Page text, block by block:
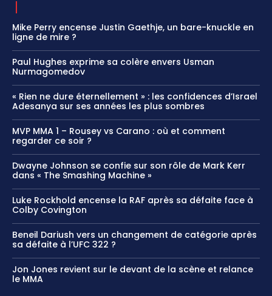
Mike Perry encense Justin Gaethje, un bare-knuckle en
ligne de mire ?
Paul Hughes exprime sa colère envers Usman
Nurmagomedov
« Rien ne dure éternellement » : les confidences d’Israel
Adesanya sur ses années les plus sombres
MVP MMA 1 – Rousey vs Carano : où et comment
regarder ce soir ?
Dwayne Johnson se confie sur son rôle de Mark Kerr
dans « The Smashing Machine »
Luke Rockhold encense la RAF après sa défaite face à
Colby Covington
Beneil Dariush vers un changement de catégorie après
sa défaite à l’UFC 322 ?
Jon Jones revient sur le devant de la scène et relance
le MMA